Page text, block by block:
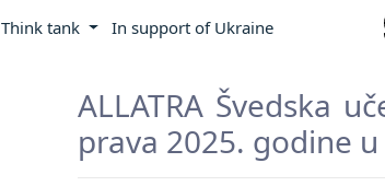
Think tank In support of Ukraine
ALLATRA Švedska
prava 2025. godine